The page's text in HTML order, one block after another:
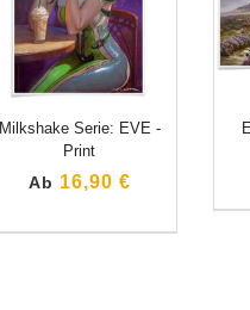
Milkshake Serie: EVE -
Print
Ab 16,90 €